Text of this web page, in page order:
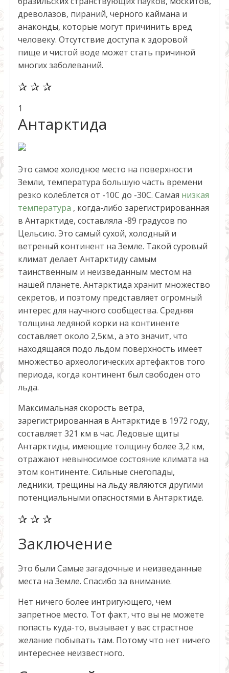
древолазов, пираний, черного каймана и
анаконды, которые могут причинить вред
человеку. Отсутствие доступа к здоровой
пище и чистой воде может стать причиной
многих заболеваний.
✰ ✰ ✰
1
Антарктида
Это самое холодное место на поверхности
Земли, температура большую часть времени
резко колеблется от -10С до -30С. Самая низкая
температура , когда-либо зарегистрированная
в Антарктиде, составляла -89 градусов по
Цельсию. Это самый сухой, холодный и
ветреный континент на Земле. Такой суровый
климат делает Антарктиду самым
таинственным и неизведанным местом на
нашей планете. Антарктида хранит множество
секретов, и поэтому представляет огромный
интерес для научного сообщества. Средняя
толщина ледяной корки на континенте
составляет около 2,5км., а это значит, что
находящаяся подо льдом поверхность имеет
множество археологических артефактов того
периода, когда континент был свободен ото
льда.
Максимальная скорость ветра,
зарегистрированная в Антарктиде в 1972 году,
составляет 321 км в час. Ледовые щиты
Антарктиды, имеющие толщину более 3,2 км,
отражают невыносимое состояние климата на
этом континенте. Сильные снегопады,
ледники, трещины на льду являются другими
потенциальными опасностями в Антарктиде.
✰ ✰ ✰
Заключение
Это были Самые загадочные и неизведанные
места на Земле. Спасибо за внимание.
Нет ничего более интригующего, чем
запретное место. Тот факт, что вы не можете
попасть куда-то, вызывает у вас страстное
желание побывать там. Потому что нет ничего
интереснее неизвестного.